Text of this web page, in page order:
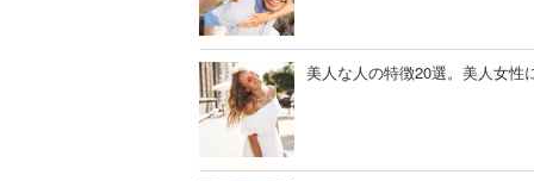
美人な人の特徴20選。美人女性